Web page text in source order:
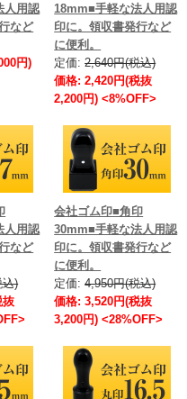
人用認
など
円)
18mm■手軽な法人用認
印に。領収書発行など
に便利。
定価:2,640円(税込)
価格: 2,420円(税抜
2,200円) <8%OFF>
人用認
など
込)
抜
会社ゴム印■角印
30mm■手軽な法人用認
印に。領収書発行など
に便利。
定価:4,950円(税込)
価格: 3,520円(税抜
3,200円) <28%OFF>